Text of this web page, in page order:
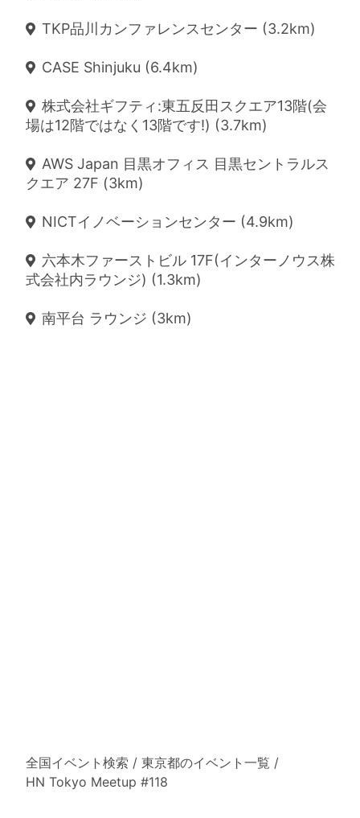
TKP品川カンファレンスセンター (3.2km)
CASE Shinjuku (6.4km)
株式会社ギフティ:東五反田スクエア13階(会
場は12階ではなく13階です!) (3.7km)
AWS Japan 目黒オフィス 目黒セントラルス
クエア 27F (3km)
NICTイノベーションセンター (4.9km)
六本木ファーストビル 17F(インターノウス株
式会社内ラウンジ) (1.3km)
南平台 ラウンジ (3km)
全国イベント検索 / 東京都のイベント一覧 /
HN Tokyo Meetup #118